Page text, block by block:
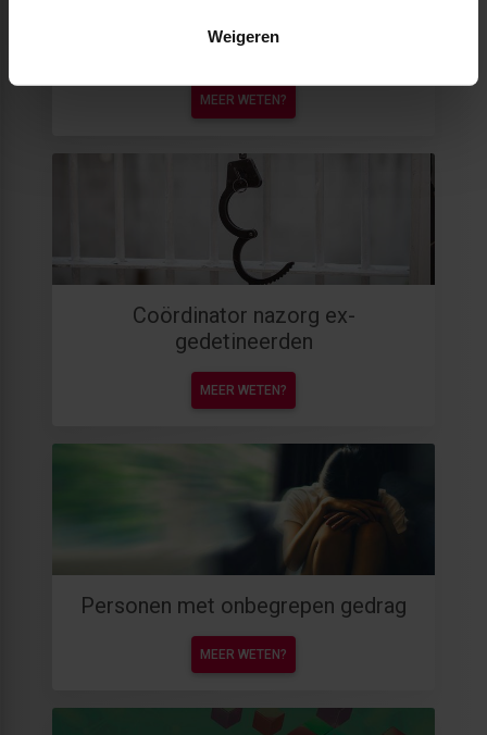
Weigeren
Effectief subsidies verwerven
MEER WETEN?
Coördinator nazorg ex-
gedetineerden
MEER WETEN?
Personen met onbegrepen gedrag
MEER WETEN?